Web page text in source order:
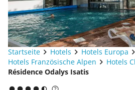
Startseite Hotels Hotels Europa
Hotels Französische Alpen
Hotels
Résidence Odalys Isatis